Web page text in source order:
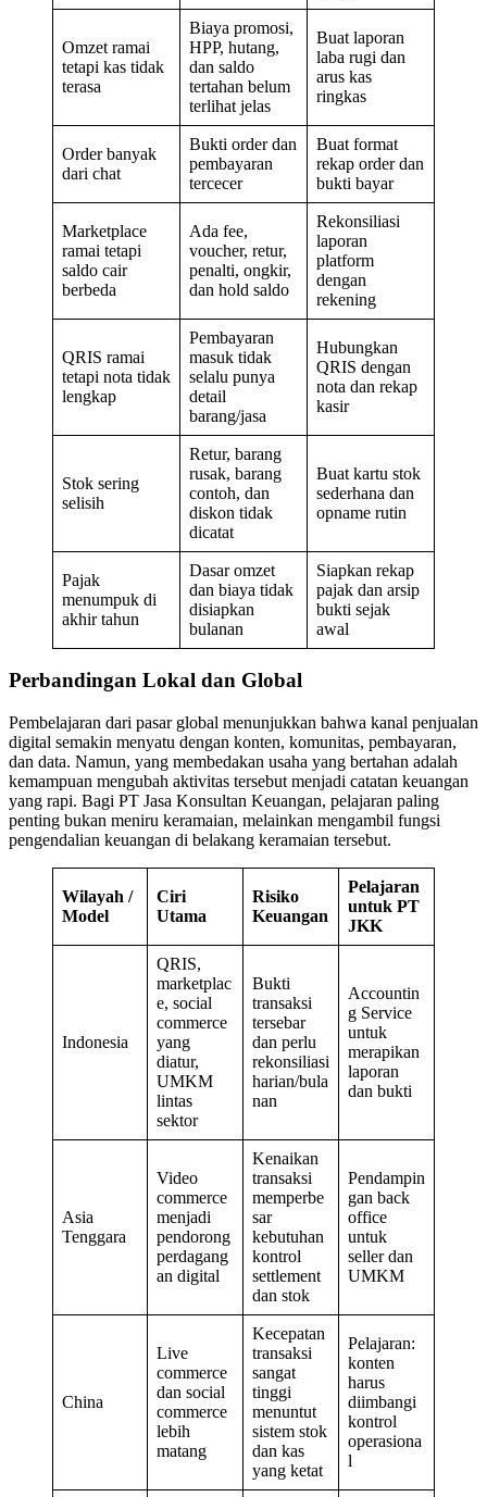
Omzet ramai
tetapi kas tidak
terasa
Biaya promosi,
HPP, hutang,
dan saldo
tertahan belum
terlihat jelas
Buat laporan
laba rugi dan
arus kas
ringkas
Order banyak
dari chat
Bukti order dan
pembayaran
tercecer
Buat format
rekap order dan
bukti bayar
Marketplace
ramai tetapi
saldo cair
berbeda
Ada fee,
voucher, retur,
penalti, ongkir,
dan hold saldo
Rekonsiliasi
laporan
platform
dengan
rekening
QRIS ramai
tetapi nota tidak
lengkap
Pembayaran
masuk tidak
selalu punya
detail
barang/jasa
Hubungkan
QRIS dengan
nota dan rekap
kasir
Stok sering
selisih
Retur, barang
rusak, barang
contoh, dan
diskon tidak
dicatat
Buat kartu stok
sederhana dan
opname rutin
Pajak
menumpuk di
akhir tahun
Dasar omzet
dan biaya tidak
disiapkan
bulanan
Siapkan rekap
pajak dan arsip
bukti sejak
awal
Perbandingan Lokal dan Global
Pembelajaran dari pasar global menunjukkan bahwa kanal penjualan
digital semakin menyatu dengan konten, komunitas, pembayaran,
dan data. Namun, yang membedakan usaha yang bertahan adalah
kemampuan mengubah aktivitas tersebut menjadi catatan keuangan
yang rapi. Bagi PT Jasa Konsultan Keuangan, pelajaran paling
penting bukan meniru keramaian, melainkan mengambil fungsi
pengendalian keuangan di belakang keramaian tersebut.
Wilayah /
Model
Ciri
Utama
Risiko
Keuangan
Pelajaran
untuk PT
JKK
Indonesia
QRIS,
marketplac
e, social
commerce
yang
diatur,
UMKM
lintas
sektor
Bukti
transaksi
tersebar
dan perlu
rekonsiliasi
harian/bula
nan
Accountin
g Service
untuk
merapikan
laporan
dan bukti
Asia
Tenggara
Video
commerce
menjadi
pendorong
perdagang
an digital
Kenaikan
transaksi
memperbe
sar
kebutuhan
kontrol
settlement
dan stok
Pendampin
gan back
office
untuk
seller dan
UMKM
China
Live
commerce
dan social
commerce
lebih
matang
Kecepatan
transaksi
sangat
tinggi
menuntut
sistem stok
dan kas
yang ketat
Pelajaran:
konten
harus
diimbangi
kontrol
operasiona
l